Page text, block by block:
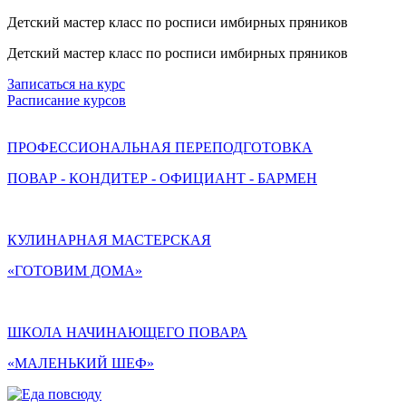
Детский мастер класс по росписи имбирных пряников
Детский мастер класс по росписи имбирных пряников
Записаться на курс
Расписание курсов
ПРОФЕССИОНАЛЬНАЯ ПЕРЕПОДГОТОВКА
ПОВАР - КОНДИТЕР - ОФИЦИАНТ - БАРМЕН
КУЛИНАРНАЯ МАСТЕРСКАЯ
«ГОТОВИМ ДОМА»
ШКОЛА НАЧИНАЮЩЕГО ПОВАРА
«МАЛЕНЬКИЙ ШЕФ»